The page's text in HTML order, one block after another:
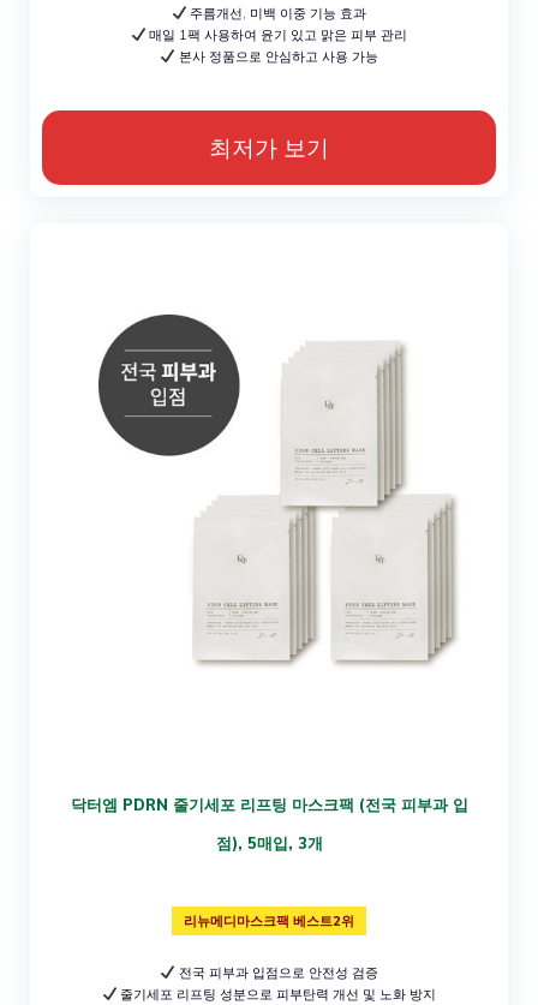
주름개선, 미백 이중 기능 효과
매일 1팩 사용하여 윤기 있고 맑은 피부 관리
본사 정품으로 안심하고 사용 가능
최저가 보기
닥터엠 PDRN 줄기세포 리프팅 마스크팩 (전국 피부과 입
점), 5매입, 3개
리뉴메디마스크팩 베스트2위
전국 피부과 입점으로 안전성 검증
줄기세포 리프팅 성분으로 피부탄력 개선 및 노화 방지